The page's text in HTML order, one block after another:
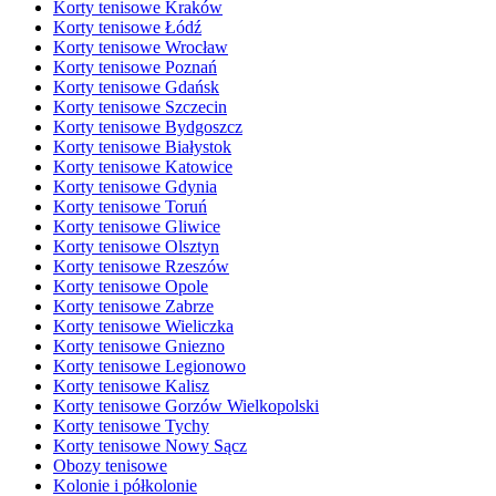
Korty tenisowe Kraków
Korty tenisowe Łódź
Korty tenisowe Wrocław
Korty tenisowe Poznań
Korty tenisowe Gdańsk
Korty tenisowe Szczecin
Korty tenisowe Bydgoszcz
Korty tenisowe Białystok
Korty tenisowe Katowice
Korty tenisowe Gdynia
Korty tenisowe Toruń
Korty tenisowe Gliwice
Korty tenisowe Olsztyn
Korty tenisowe Rzeszów
Korty tenisowe Opole
Korty tenisowe Zabrze
Korty tenisowe Wieliczka
Korty tenisowe Gniezno
Korty tenisowe Legionowo
Korty tenisowe Kalisz
Korty tenisowe Gorzów Wielkopolski
Korty tenisowe Tychy
Korty tenisowe Nowy Sącz
Obozy tenisowe
Kolonie i półkolonie